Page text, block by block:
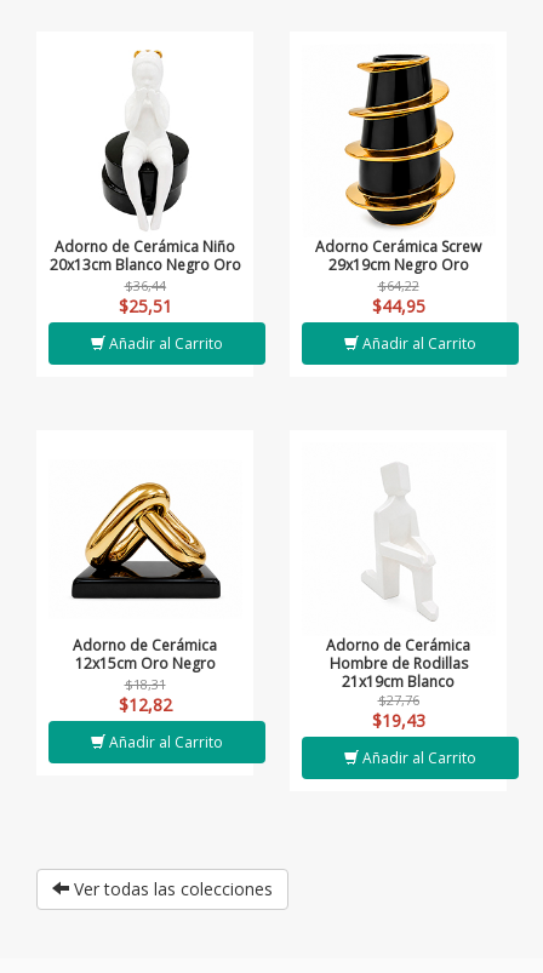
Adorno de Cerámica Niño
20x13cm Blanco Negro Oro
$36,44
$25,51
Añadir al Carrito
Adorno Cerámica Screw
29x19cm Negro Oro
$64,22
$44,95
Añadir al Carrito
Adorno de Cerámica
12x15cm Oro Negro
$18,31
$12,82
Añadir al Carrito
Adorno de Cerámica
Hombre de Rodillas
21x19cm Blanco
$27,76
$19,43
Añadir al Carrito
Ver todas las colecciones